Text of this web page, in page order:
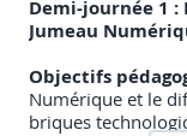
Demi-journée 1
Jumeau
Objectifs
Numérique et le
briques